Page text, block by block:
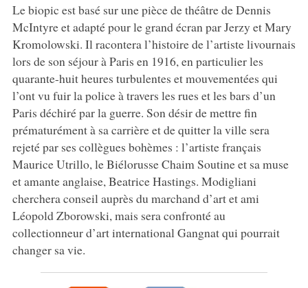
Le biopic est basé sur une pièce de théâtre de Dennis
McIntyre et adapté pour le grand écran par Jerzy et Mary
Kromolowski. Il racontera l’histoire de l’artiste livournais
lors de son séjour à Paris en 1916, en particulier les
quarante-huit heures turbulentes et mouvementées qui
l’ont vu fuir la police à travers les rues et les bars d’un
Paris déchiré par la guerre. Son désir de mettre fin
prématurément à sa carrière et de quitter la ville sera
rejeté par ses collègues bohèmes : l’artiste français
Maurice Utrillo, le Biélorusse Chaim Soutine et sa muse
et amante anglaise, Beatrice Hastings. Modigliani
cherchera conseil auprès du marchand d’art et ami
Léopold Zborowski, mais sera confronté au
collectionneur d’art international Gangnat qui pourrait
changer sa vie.